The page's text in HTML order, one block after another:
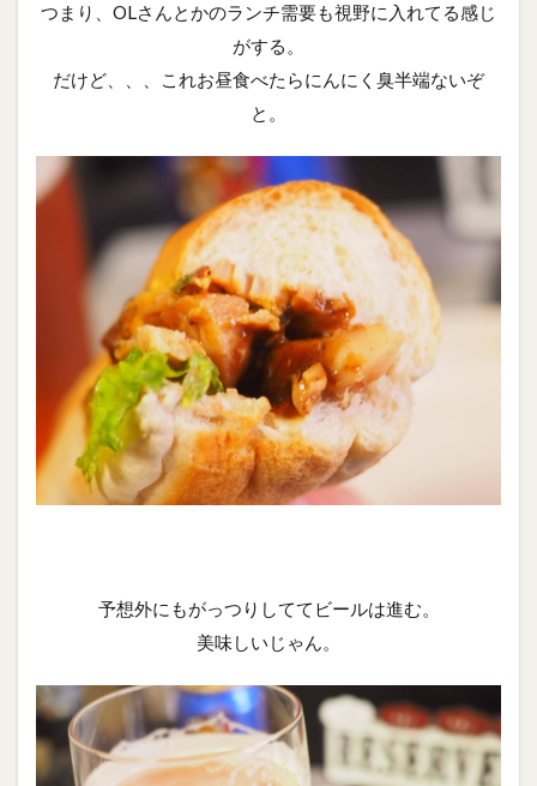
つまり、OLさんとかのランチ需要も視野に入れてる感じ
がする。
だけど、、、これお昼食べたらにんにく臭半端ないぞ
と。
予想外にもがっつりしててビールは進む。
美味しいじゃん。